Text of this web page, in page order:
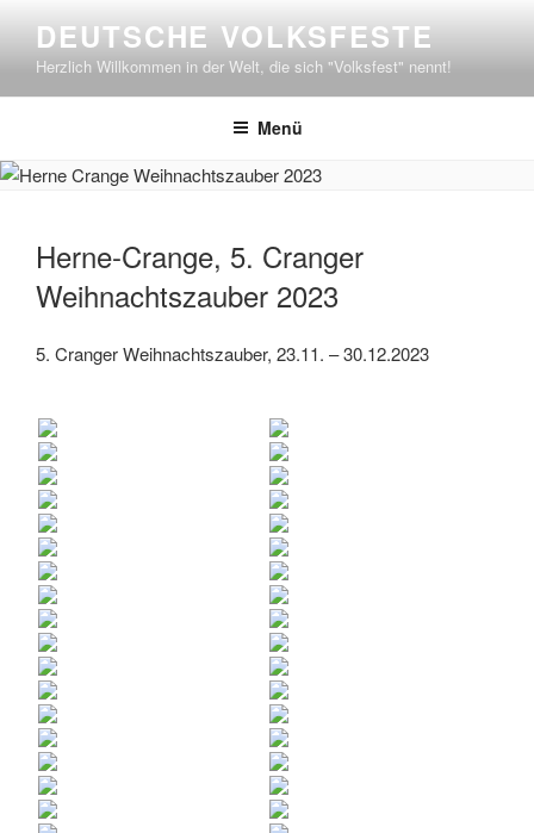
springen
DEUTSCHE VOLKSFESTE
Herzlich Willkommen in der Welt, die sich "Volksfest" nennt!
Menü
Herne-Crange, 5. Cranger
Weihnachtszauber 2023
5. Cranger Weihnachtszauber, 23.11. – 30.12.2023